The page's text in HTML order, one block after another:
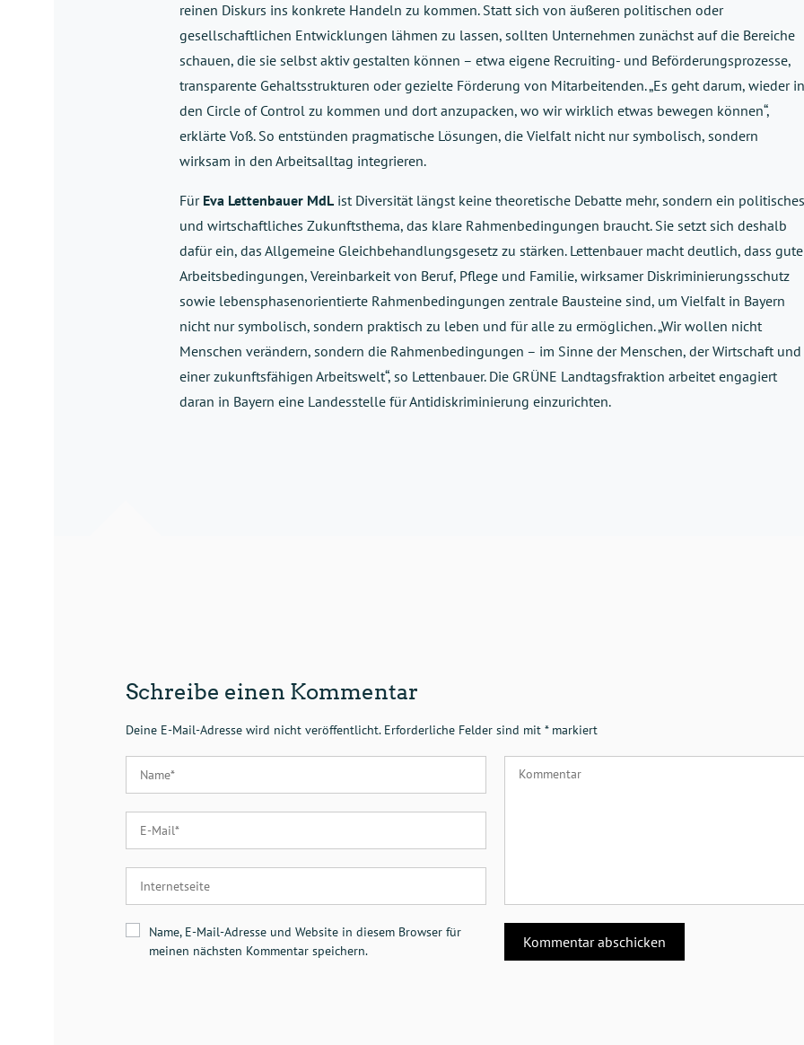
reinen Diskurs ins konkrete Handeln zu kommen. Statt sich von äußeren politischen oder
gesellschaftlichen Entwicklungen lähmen zu lassen, sollten Unternehmen zunächst auf die Bereiche
schauen, die sie selbst aktiv gestalten können – etwa eigene Recruiting- und Beförderungsprozesse,
transparente Gehaltsstrukturen oder gezielte Förderung von Mitarbeitenden. „Es geht darum, wieder in
den Circle of Control zu kommen und dort anzupacken, wo wir wirklich etwas bewegen können“,
erklärte Voß. So entstünden pragmatische Lösungen, die Vielfalt nicht nur symbolisch, sondern
wirksam in den Arbeitsalltag integrieren.
Für Eva Lettenbauer MdL ist Diversität längst keine theoretische Debatte mehr, sondern ein politisches
und wirtschaftliches Zukunftsthema, das klare Rahmenbedingungen braucht. Sie setzt sich deshalb
dafür ein, das Allgemeine Gleichbehandlungsgesetz zu stärken. Lettenbauer macht deutlich, dass gute
Arbeitsbedingungen, Vereinbarkeit von Beruf, Pflege und Familie, wirksamer Diskriminierungsschutz
sowie lebensphasenorientierte Rahmenbedingungen zentrale Bausteine sind, um Vielfalt in Bayern
nicht nur symbolisch, sondern praktisch zu leben und für alle zu ermöglichen. „Wir wollen nicht
Menschen verändern, sondern die Rahmenbedingungen – im Sinne der Menschen, der Wirtschaft und
einer zukunftsfähigen Arbeitswelt“, so Lettenbauer. Die GRÜNE Landtagsfraktion arbeitet engagiert
daran in Bayern eine Landesstelle für Antidiskriminierung einzurichten.
Schreibe einen Kommentar
Deine E-Mail-Adresse wird nicht veröffentlicht. Erforderliche Felder sind mit *markiert
Name, E-Mail-Adresse und Website in diesem Browser für
meinen nächsten Kommentar speichern.